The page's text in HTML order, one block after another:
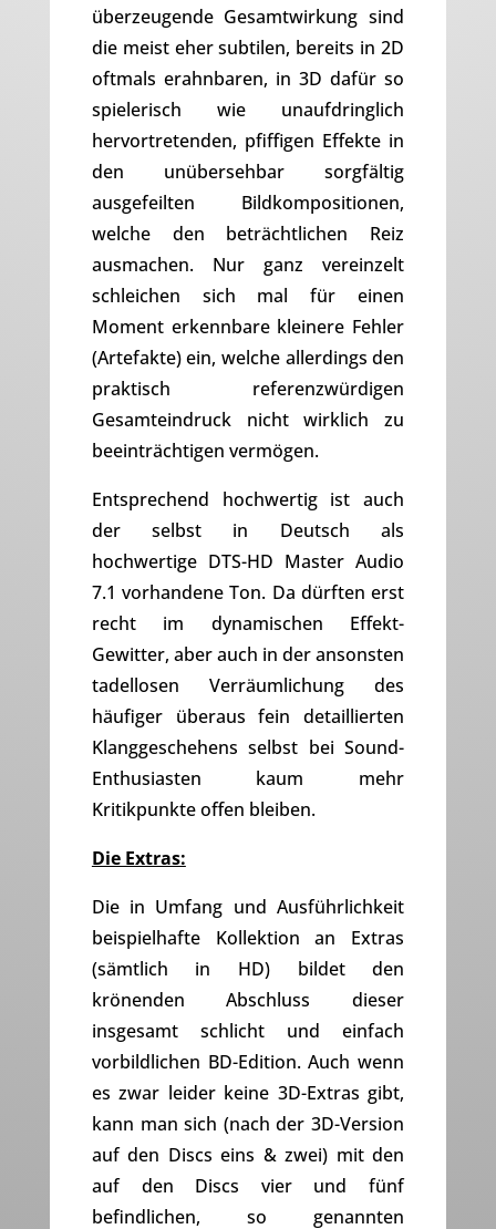
überzeugende Gesamtwirkung sind
die meist eher subtilen, bereits in 2D
oftmals erahnbaren, in 3D dafür so
spielerisch wie unaufdringlich
hervortretenden, pfiffigen Effekte in
den unübersehbar sorgfältig
ausgefeilten Bildkompositionen,
welche den beträchtlichen Reiz
ausmachen. Nur ganz vereinzelt
schleichen sich mal für einen
Moment erkennbare kleinere Fehler
(Artefakte) ein, welche allerdings den
praktisch referenzwürdigen
Gesamteindruck nicht wirklich zu
beeinträchtigen vermögen.
Entsprechend hochwertig ist auch
der selbst in Deutsch als
hochwertige DTS-HD Master Audio
7.1 vorhandene Ton. Da dürften erst
recht im dynamischen Effekt-
Gewitter, aber auch in der ansonsten
tadellosen Verräumlichung des
häufiger überaus fein detaillierten
Klanggeschehens selbst bei Sound-
Enthusiasten kaum mehr
Kritikpunkte offen bleiben.
Die Extras:
Die in Umfang und Ausführlichkeit
beispielhafte Kollektion an Extras
(sämtlich in HD) bildet den
krönenden Abschluss dieser
insgesamt schlicht und einfach
vorbildlichen BD-Edition. Auch wenn
es zwar leider keine 3D-Extras gibt,
kann man sich (nach der 3D-Version
auf den Discs eins & zwei) mit den
auf den Discs vier und fünf
befindlichen, so genannten